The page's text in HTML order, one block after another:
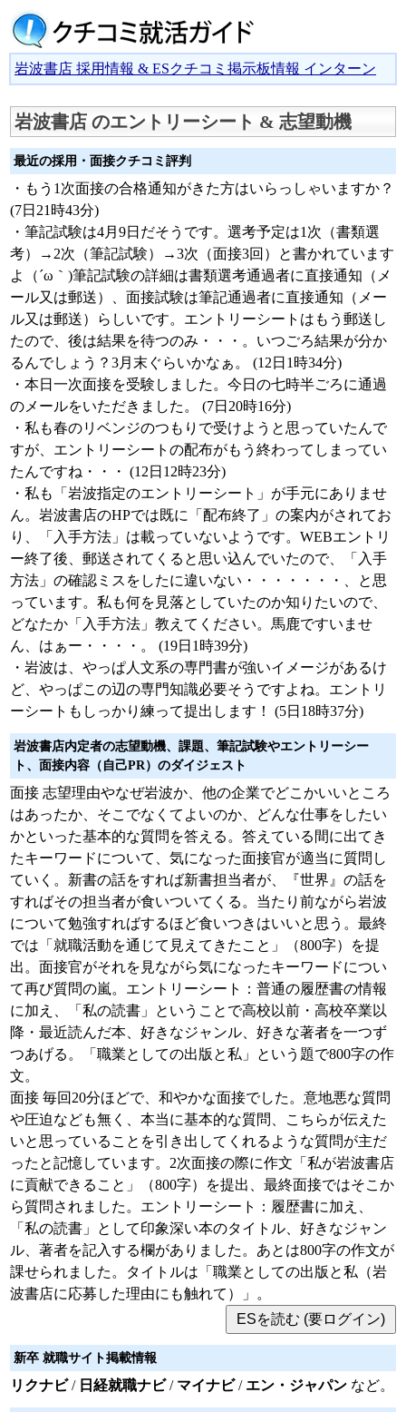
岩波書店 採用情報 & ESクチコミ掲示板情報 インターン
岩波書店 のエントリーシート & 志望動機
最近の採用・面接クチコミ評判
・もう1次面接の合格通知がきた方はいらっしゃいますか？
(7日21時43分)
・筆記試験は4月9日だそうです。選考予定は1次（書類選
考）→2次（筆記試験）→3次（面接3回）と書かれています
よ（´ω｀)筆記試験の詳細は書類選考通過者に直接通知（メ
ール又は郵送）、面接試験は筆記通過者に直接通知（メー
ル又は郵送）らしいです。エントリーシートはもう郵送し
たので、後は結果を待つのみ・・・。いつごろ結果が分か
るんでしょう？3月末ぐらいかなぁ。 (12日1時34分)
・本日一次面接を受験しました。今日の七時半ごろに通過
のメールをいただきました。 (7日20時16分)
・私も春のリベンジのつもりで受けようと思っていたんで
すが、エントリーシートの配布がもう終わってしまってい
たんですね・・・ (12日12時23分)
・私も「岩波指定のエントリーシート」が手元にありませ
ん。岩波書店のHPでは既に「配布終了」の案内がされてお
り、「入手方法」は載っていないようです。WEBエントリ
ー終了後、郵送されてくると思い込んでいたので、「入手
方法」の確認ミスをしたに違いない・・・・・・・、と思
っています。私も何を見落としていたのか知りたいので、
どなたか「入手方法」教えてください。馬鹿ですいませ
ん、はぁー・・・・。 (19日1時39分)
・岩波は、やっぱ人文系の専門書が強いイメージがあるけ
ど、やっぱこの辺の専門知識必要そうですよね。エントリ
ーシートもしっかり練って提出します！ (5日18時37分)
岩波書店内定者の志望動機、課題、筆記試験やエントリーシー
ト、面接内容（自己PR）のダイジェスト
面接 志望理由やなぜ岩波か、他の企業でどこかいいところ
はあったか、そこでなくてよいのか、どんな仕事をしたい
かといった基本的な質問を答える。答えている間に出てき
たキーワードについて、気になった面接官が適当に質問し
ていく。新書の話をすれば新書担当者が、『世界』の話を
すればその担当者が食いついてくる。当たり前ながら岩波
について勉強すればするほど食いつきはいいと思う。最終
では「就職活動を通じて見えてきたこと」（800字）を提
出。面接官がそれを見ながら気になったキーワードについ
て再び質問の嵐。エントリーシート：普通の履歴書の情報
に加え、「私の読書」ということで高校以前・高校卒業以
降・最近読んだ本、好きなジャンル、好きな著者を一つず
つあげる。「職業としての出版と私」という題で800字の作
文。
面接 毎回20分ほどで、和やかな面接でした。意地悪な質問
や圧迫なども無く、本当に基本的な質問、こちらが伝えた
いと思っていることを引き出してくれるような質問が主だ
ったと記憶しています。2次面接の際に作文「私が岩波書店
に貢献できること」（800字）を提出、最終面接ではそこか
ら質問されました。エントリーシート：履歴書に加え、
「私の読書」として印象深い本のタイトル、好きなジャン
ル、著者を記入する欄がありました。あとは800字の作文が
課せられました。タイトルは「職業としての出版と私（岩
波書店に応募した理由にも触れて）」。
新卒 就職サイト掲載情報
リクナビ/ 日経就職ナビ/ マイナビ/ エン・ジャパン など。